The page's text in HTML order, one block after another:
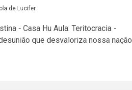
de Lucifer
- Casa Hu Aula: Teritocracia -
que desvaloriza nossa nação